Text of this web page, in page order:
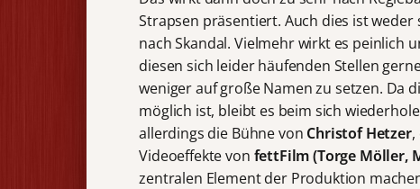
Strapsen präsentiert. Auch dies ist
nach Skandal. Vielmehr wirkt es peinlich
diesen sich leider häufenden Stellen
weniger auf große Namen zu setzen. Da
möglich ist, bleibt es beim sich
allerdings die Bühne von Christof Hetzer,
Videoeffekte von fettFilm (Torge Möller,
zentralen Element der Produktion